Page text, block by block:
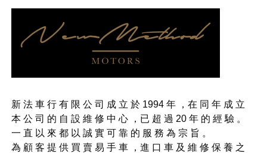
新 法 車 行 有 限 公 司 成 立 於 1994 年 ，在 同 年 成 立
本 公 司 的 自 設 維 修 中 心 ，已 超 過 20 年 的 經 驗 。
一 直 以 來 都 以 誠 實 可 靠 的 服 務 為 宗 旨 。
為 顧 客 提 供 買 賣 易 手 車 ，進 口 車 及 維 修 保 養 之